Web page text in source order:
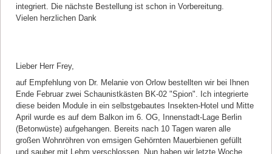
integriert. Die nächste Bestellung ist schon in Vorbereitung.
Vielen herzlichen Dank
Lieber Herr Frey,
auf Empfehlung von Dr. Melanie von Orlow bestellten wir bei Ihnen
Ende Februar zwei Schaunistkästen BK-02 "Spion". Ich integrierte
diese beiden Module in ein selbstgebautes Insekten-Hotel und Mitte
April wurde es auf dem Balkon im 6. OG, Innenstadt-Lage Berlin
(Betonwüste) aufgehangen. Bereits nach 10 Tagen waren alle
großen Wohnröhren von emsigen Gehörnten Mauerbienen gefüllt
und sauber mit Lehm verschlossen. Nun haben wir letzte Woche